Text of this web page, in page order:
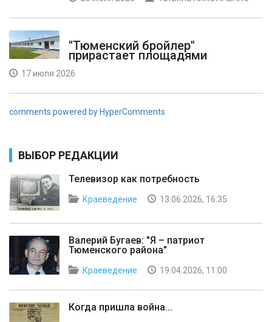
"Тюменский бройлер"
прирастает площадями
17 июля 2026
comments powered by HyperComments
ВЫБОР РЕДАКЦИИ
Телевизор как потребность
Краеведение 13.06.2026, 16:35
Валерий Бугаев: "Я – патриот
Тюменского района"
Краеведение 19.04.2026, 11:00
Когда пришла война...